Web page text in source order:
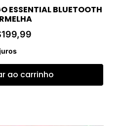
ESSENTIAL BLUETOOTH
199,99
ao carrinho